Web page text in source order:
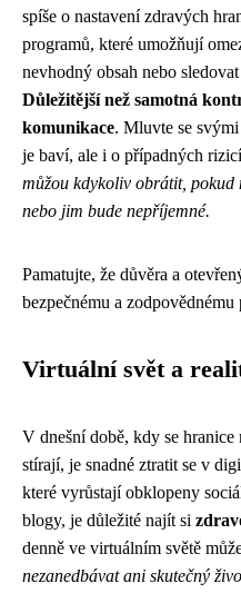
spíše o nastavení zdravých
programů, které umožňují
nevhodný obsah nebo
Důležitější než samotná
komunikace. Mluvte se
je baví, ale i o případných
můžou kdykoliv obrátit, pokud
nebo jim bude nepříjemné.
Pamatujte, že důvěra a
bezpečnému a
Virtuální svět a
V dnešní době, kdy se hranice
stírají, je snadné ztratit se v
které vyrůstají obklopeny
blogy, je důležité najít si
denně ve virtuálním světě
nezanedbávat ani skutečný